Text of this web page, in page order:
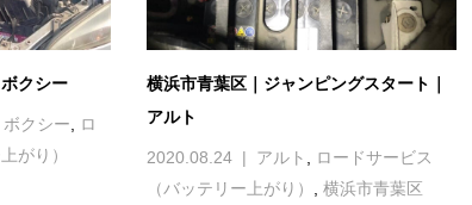
クシー
ボクシー
ロ
がり）
横浜市青葉区｜ジャンピングスタート｜
アルト
2020.08.24 アルト
ロードサービス
（バッテリー上がり）
横浜市青葉区